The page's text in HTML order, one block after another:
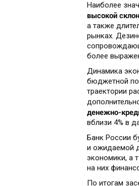
Наиболее
высокой
а также
рынках.
более
Динамика
бюджетной
траектории
денежно-
вблизи 4% в
Банк России
и ожидаемой
экономики, а
на них
По итогам